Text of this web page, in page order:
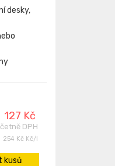
desky,
127 Kč
DPH
254 Kč Kč/l
kusů